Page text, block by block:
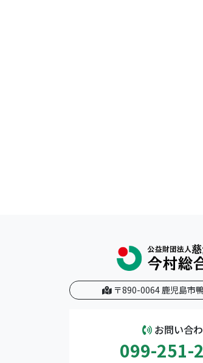
〒890-0064 鹿児島市
お問い合
099-251-